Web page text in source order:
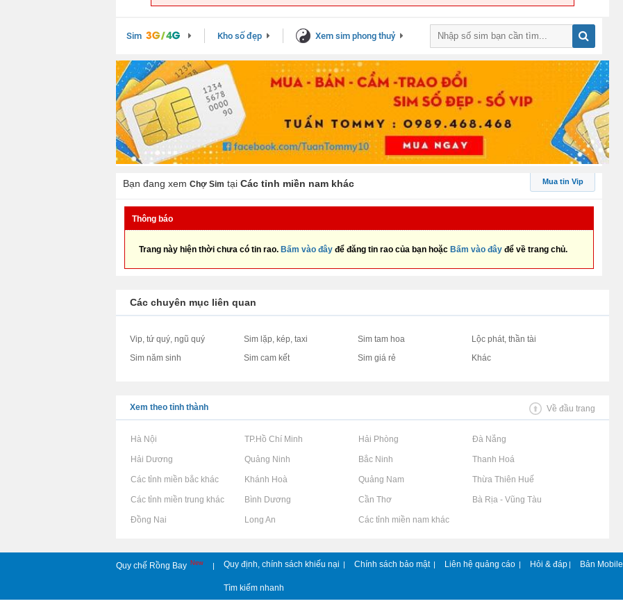
Sim Kho số đẹp Xem sim phong thuỷ
Bạn đang xem Chợ Sim tại Các tỉnh miền nam khác Mua tin Vip
Thông báo
Trang này hiện thời chưa có tin rao. Bấm vào đây để đăng tin rao của bạn hoặc Bấm vào đây để về trang chủ.
Các chuyên mục liên quan
Vip, tứ quý, ngũ quý Sim lặp, kép, taxi Sim tam hoa
Lộc phát, thần tài
Sim năm sinh
Sim cam kết Sim giá rẻ Khác
Xem theo tỉnh thành Về đầu trang
Rao vặt tại Hà Nội Rao vặt tại TP.Hồ Chí Minh Rao vặt tại Hải Phòng Rao vặt tại Đà Nẵng
Rao vặt tại Hải Dương Rao vặt tại Quảng Ninh Rao vặt tại Bắc Ninh Rao vặt tại Thanh Hoá
Rao vặt tại Các tỉnh miền bắc khácRao vặt tại Khánh Hoà Rao vặt tại Quảng Nam Rao vặt tại Thừa Thiên Huế
Rao vặt tại Các tỉnh miền trung khácRao vặt tại Bình Dương Rao vặt tại Cần Thơ Rao vặt tại Bà Rịa - Vũng Tàu
Rao vặt tại Đồng Nai Rao vặt tại Long An Rao vặt tại Các tỉnh miền nam khác
Quy chế Rồng Bay New | Quy định, chính sách khiếu nại | Chính sách bảo mật | Liên hệ quảng cáo | Hỏi & đáp | Bản Mobile
Tìm kiếm nhanh